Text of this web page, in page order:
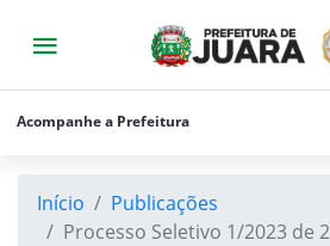
Início
A
Prefeitura
Consultas
Acompanhe a Prefeitura
Início
Publicações
Processo Seletivo 1/2023 de